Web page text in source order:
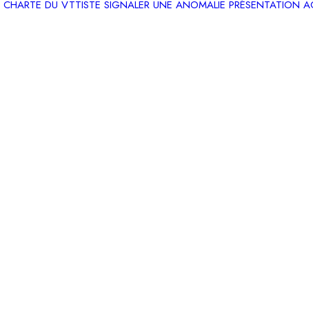
CHARTE DU VTTISTE SIGNALER UNE ANOMALIE PRÉSENTATION